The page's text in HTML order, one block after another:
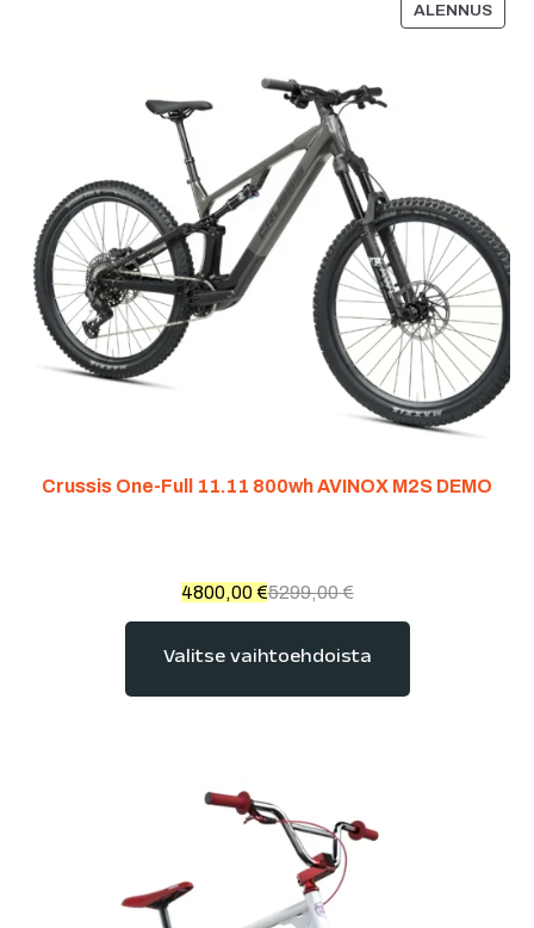
ALENNUS
Crussis One-Full 11.11 800wh AVINOX M2S DEMO
4800,00 €5299,00€
Valitse vaihtoehdoista